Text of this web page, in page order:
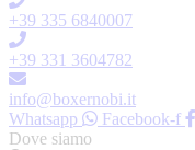
+39 335 6840007
+39 331 3604782
info@boxernobi.it
Whatsapp
Facebook-f
Dove siamo